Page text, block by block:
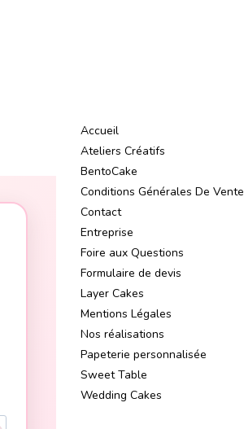
Accueil
Ateliers Créatifs
BentoCake
Conditions Générales De Vente
Contact
Entreprise
Foire aux Questions
Formulaire de devis
Layer Cakes
Mentions Légales
Nos réalisations
Papeterie personnalisée
Sweet Table
Wedding Cakes